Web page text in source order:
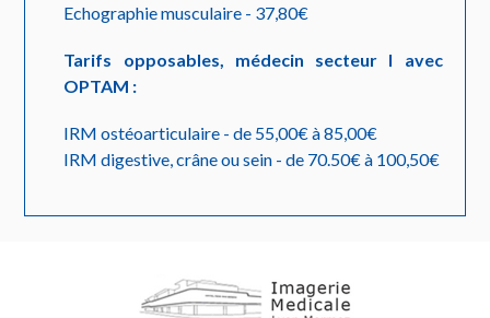
Echographie musculaire - 37,80€
Tarifs opposables, médecin secteur I avec
OPTAM :
IRM ostéoarticulaire - de 55,00€ à 85,00€
IRM digestive, crâne ou sein - de 70.50€ à 100,50€